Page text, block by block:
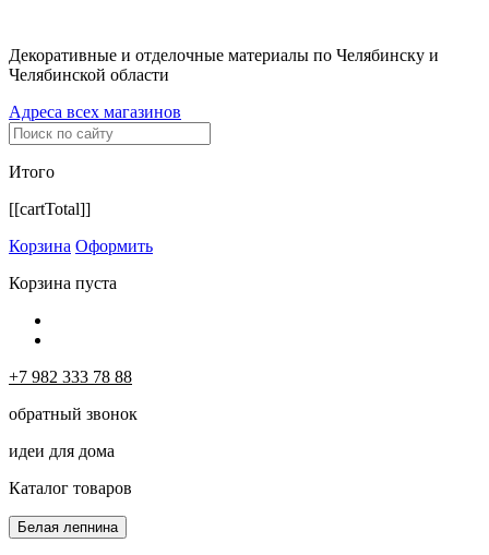
Декоративные и отделочные материалы по Челябинску и
Челябинской области
Адреса всех магазинов
Итого
[[cartTotal]]
Корзина Оформить
Корзина пуста
+7 982 333 78 88
обратный звонок
идеи для дома
Каталог товаров
Белая лепнина